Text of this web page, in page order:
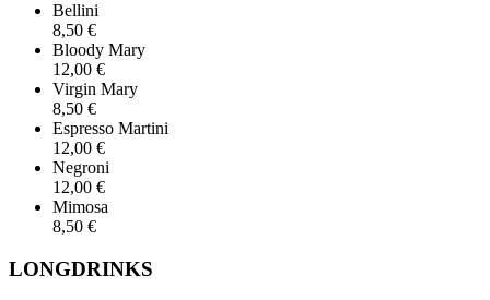
Bellini
8,50 €
Bloody Mary
12,00 €
Virgin Mary
8,50 €
Espresso Martini
12,00 €
Negroni
12,00 €
Mimosa
8,50 €
LONGDRINKS